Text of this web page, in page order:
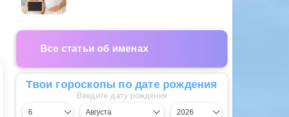
Все статьи об именах
Твои гороскопы по дате рождения
Введите дату рождения